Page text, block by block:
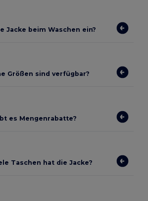
Jacke beim Waschen ein?
Größen sind verfügbar?
es Mengenrabatte?
Taschen hat die Jacke?